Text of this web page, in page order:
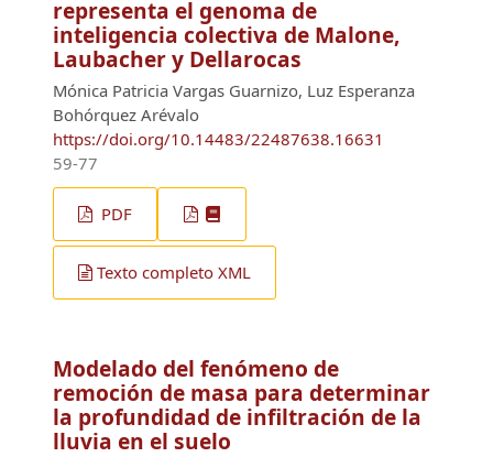
representa el genoma de
inteligencia colectiva de Malone,
Laubacher y Dellarocas
Mónica Patricia Vargas Guarnizo, Luz Esperanza
Bohórquez Arévalo
https://doi.org/10.14483/22487638.16631
59-77
PDF
Texto completo XML
Modelado del fenómeno de
remoción de masa para determinar
la profundidad de infiltración de la
lluvia en el suelo